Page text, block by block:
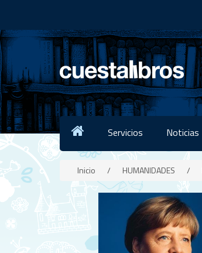
Servicios Noticias
Inicio / HUMANIDADES /